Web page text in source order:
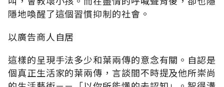
隱地喚醒了這個習慣抑制的社會。
以廣告商人自居
這樣的呈現手法多少和葉兩傳的意念有關。自認是
個真正生活家的葉兩傳，言談間不時提及他所崇尚